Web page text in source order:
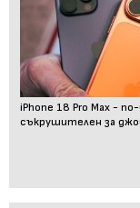
iPhone 18 Pro Max -
съкрушителен за